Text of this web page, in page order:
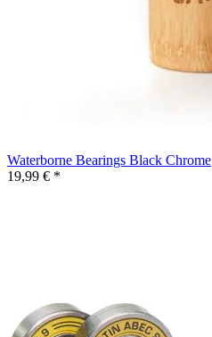
Waterborne Bearings Black Chrome
19,99 € *